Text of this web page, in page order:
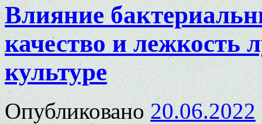
Влияние
качество и лежкость
культуре
Опубликовано 20.06.2022